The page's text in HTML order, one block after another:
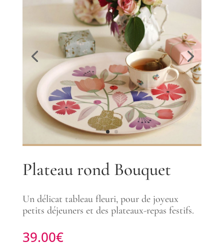
Plateau rond Bouquet
Un délicat tableau fleuri, pour de joyeux
petits déjeuners et des plateaux-repas festifs.
39.00€